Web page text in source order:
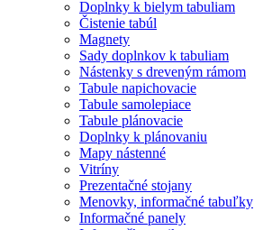
Doplnky k bielym tabuliam
Čistenie tabúl
Magnety
Sady doplnkov k tabuliam
Nástenky s dreveným rámom
Tabule napichovacie
Tabule samolepiace
Tabule plánovacie
Doplnky k plánovaniu
Mapy nástenné
Vitríny
Prezentačné stojany
Menovky, informačné tabuľky
Informačné panely